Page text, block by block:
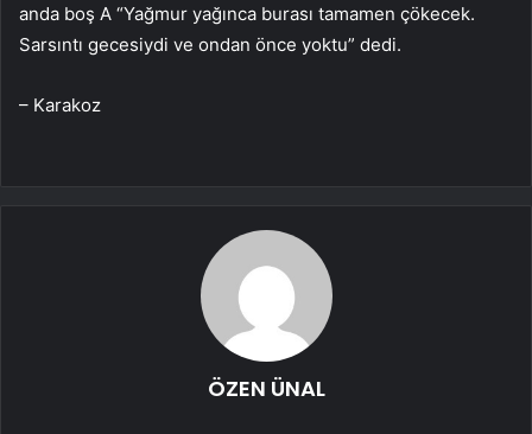
anda boş A “Yağmur yağınca burası tamamen çökecek.
Sarsıntı gecesiydi ve ondan önce yoktu” dedi.
– Karakoz
ÖZEN ÜNAL